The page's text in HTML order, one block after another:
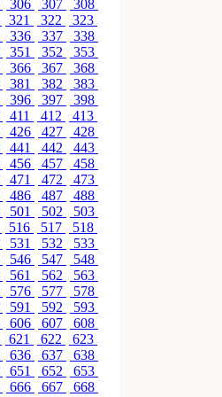
306 307
308
321 322
323
336 337
338
351 352
353
366 367
368
381 382
383
396 397
398
411 412
413
426 427
428
441 442
443
456 457
458
471 472
473
486 487
488
501 502
503
516 517
518
531 532
533
546 547
548
561 562
563
576 577
578
591 592
593
606 607
608
621 622
623
636 637
638
651 652
653
666 667
668